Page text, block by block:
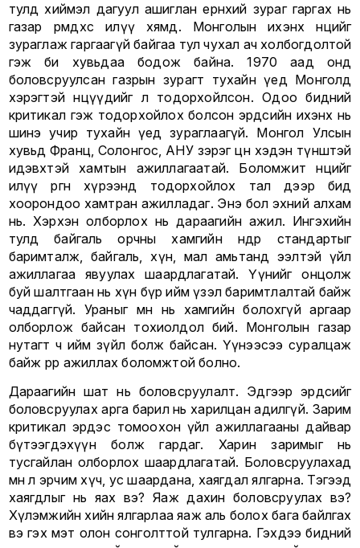
тулд хиймэл дагуул ашиглан ерөнхий зураг гаргах нь
газар өрөмдөхөөс илүү хямд. Монголын ихэнх нөөцийг
зураглаж гаргаагүй байгаа тул чухал ач холбогдолтой
гэж би хувьдаа бодож байна. 1970 аад онд
боловсруулсан газрын зурагт тухайн үед Монголд
хэрэгтэй нөөцүүдийг л тодорхойлсон. Одоо бидний
критикал гэж тодорхойлох болсон эрдсийн ихэнх нь
шинэ учир тухайн үед зураглаагүй. Монгол Улсын
хувьд Франц, Солонгос, АНУ зэрэг цөөн хэдэн түнштэй
идэвхтэй хамтын ажиллагаатай. Боломжит нөөцийг
илүү өргөн хүрээнд тодорхойлох тал дээр бид
хоорондоо хамтран ажилладаг. Энэ бол эхний алхам
нь. Хэрхэн олборлох нь дараагийн ажил. Ингэхийн
тулд байгаль орчны хамгийн өндөр стандартыг
баримталж, байгаль, хүн, мал амьтанд ээлтэй үйл
ажиллагаа явуулах шаардлагатай. Үүнийг онцолж
буй шалтгаан нь хүн бүр ийм үзэл баримтлалтай байж
чаддаггүй. Ураныг өмнө нь хамгийн болохгүй аргаар
олборлож байсан тохиолдол бий. Монголын газар
нутагт ч ийм зүйл болж байсан. Үүнээсээ суралцаж
байж өөрөөр ажиллах боломжтой болно.
Дараагийн шат нь боловсруулалт. Эдгээр эрдсийг
боловсруулах арга барил нь харилцан адилгүй. Зарим
критикал эрдэс томоохон үйл ажиллагааны дайвар
бүтээгдэхүүн болж гардаг. Харин заримыг нь
тусгайлан олборлох шаардлагатай. Боловсруулахад
мөн л эрчим хүч, ус шаардана, хаягдал ялгарна. Тэгээд
хаягдлыг нь яах вэ? Яаж дахин боловсруулах вэ?
Хүлэмжийн хийн ялгарлаа яаж аль болох бага байлгах
вэ гэх мэт олон сонголттой тулгарна. Гэхдээ бидний